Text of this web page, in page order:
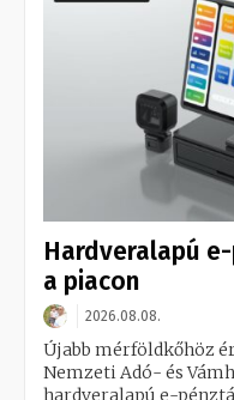
Hardveralapú
a piacon
2026.08.08.
Újabb mérföldkőhöz
Nemzeti Adó- és
hardveralapú e-